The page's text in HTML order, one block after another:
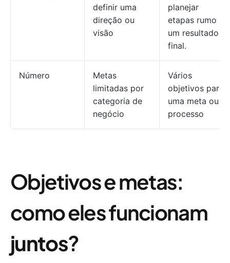
definir uma
direção ou
visão
planejar
etapas rumo a
um resultado
final.
Número
Metas
limitadas por
categoria de
negócio
Vários
objetivos para
uma meta ou
processo
Objetivos e metas:
como eles funcionam
juntos?